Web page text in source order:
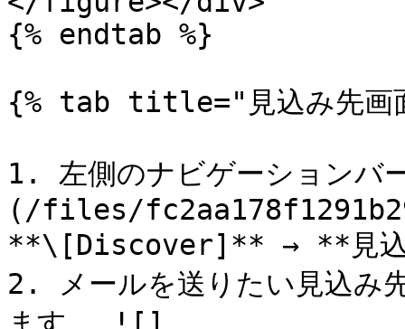
{% endtab %}
{% tab title="見込み先画
1. 左側のナビゲーション
(/files/
**\[Discover]** → **見込
2. メールを送りたい見込み